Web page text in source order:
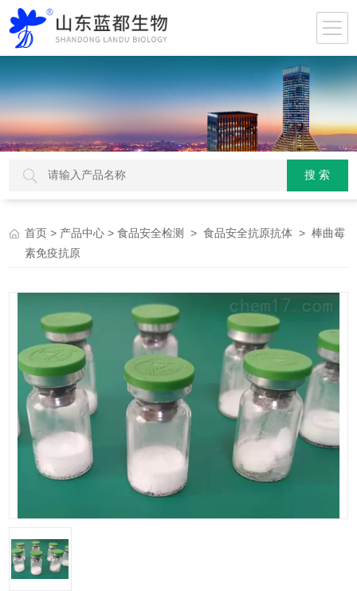
首页 > 产品中心 >食品安全检测 >食品安全抗原抗体 > 棒曲霉
素免疫抗原